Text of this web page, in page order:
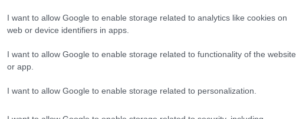
I want to allow Google to enable storage related to analytics like cookies on
web or device identifiers in apps.
I want to allow Google to enable storage related to functionality of the website
or app.
I want to allow Google to enable storage related to personalization.